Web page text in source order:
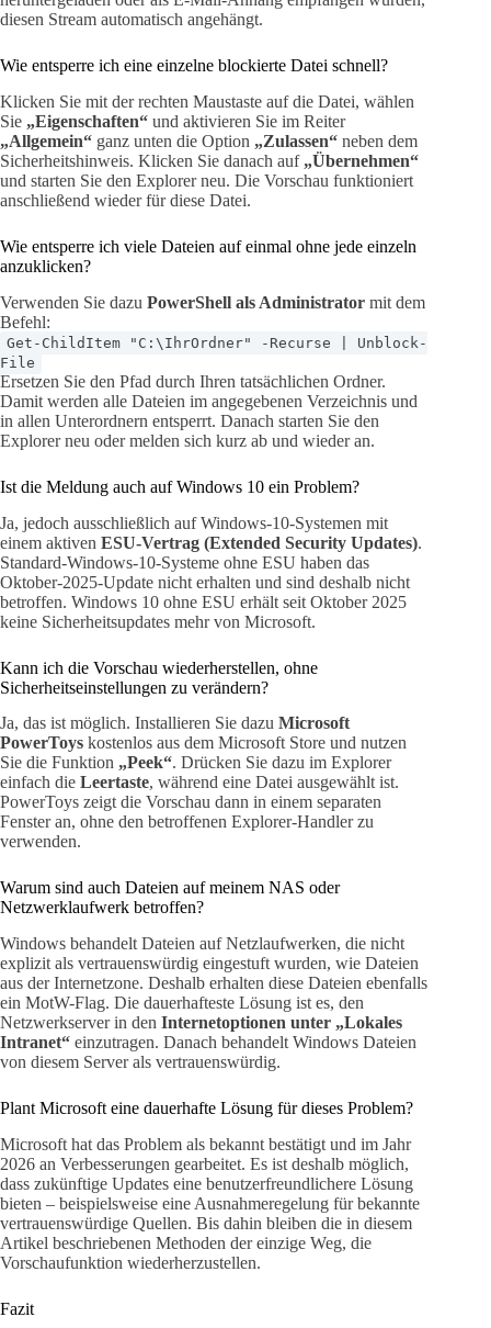
diesen Stream automatisch angehängt.
Wie entsperre ich eine einzelne blockierte Datei schnell?
Klicken Sie mit der rechten Maustaste auf die Datei, wählen
Sie „Eigenschaften“ und aktivieren Sie im Reiter
„Allgemein“ ganz unten die Option „Zulassen“ neben dem
Sicherheitshinweis. Klicken Sie danach auf „Übernehmen“
und starten Sie den Explorer neu. Die Vorschau funktioniert
anschließend wieder für diese Datei.
Wie entsperre ich viele Dateien auf einmal ohne jede einzeln
anzuklicken?
Verwenden Sie dazu PowerShell als Administrator mit dem
Befehl:
Get-ChildItem "C:\IhrOrdner" -Recurse | Unblock-
File
Ersetzen Sie den Pfad durch Ihren tatsächlichen Ordner.
Damit werden alle Dateien im angegebenen Verzeichnis und
in allen Unterordnern entsperrt. Danach starten Sie den
Explorer neu oder melden sich kurz ab und wieder an.
Ist die Meldung auch auf Windows 10 ein Problem?
Ja, jedoch ausschließlich auf Windows-10-Systemen mit
einem aktiven ESU-Vertrag (Extended Security Updates).
Standard-Windows-10-Systeme ohne ESU haben das
Oktober-2025-Update nicht erhalten und sind deshalb nicht
betroffen. Windows 10 ohne ESU erhält seit Oktober 2025
keine Sicherheitsupdates mehr von Microsoft.
Kann ich die Vorschau wiederherstellen, ohne
Sicherheitseinstellungen zu verändern?
Ja, das ist möglich. Installieren Sie dazu Microsoft
PowerToys kostenlos aus dem Microsoft Store und nutzen
Sie die Funktion „Peek“. Drücken Sie dazu im Explorer
einfach die Leertaste, während eine Datei ausgewählt ist.
PowerToys zeigt die Vorschau dann in einem separaten
Fenster an, ohne den betroffenen Explorer-Handler zu
verwenden.
Warum sind auch Dateien auf meinem NAS oder
Netzwerklaufwerk betroffen?
Windows behandelt Dateien auf Netzlaufwerken, die nicht
explizit als vertrauenswürdig eingestuft wurden, wie Dateien
aus der Internetzone. Deshalb erhalten diese Dateien ebenfalls
ein MotW-Flag. Die dauerhafteste Lösung ist es, den
Netzwerkserver in den Internetoptionen unter „Lokales
Intranet“ einzutragen. Danach behandelt Windows Dateien
von diesem Server als vertrauenswürdig.
Plant Microsoft eine dauerhafte Lösung für dieses Problem?
Microsoft hat das Problem als bekannt bestätigt und im Jahr
2026 an Verbesserungen gearbeitet. Es ist deshalb möglich,
dass zukünftige Updates eine benutzerfreundlichere Lösung
bieten – beispielsweise eine Ausnahmeregelung für bekannte
vertrauenswürdige Quellen. Bis dahin bleiben die in diesem
Artikel beschriebenen Methoden der einzige Weg, die
Vorschaufunktion wiederherzustellen.
Fazit